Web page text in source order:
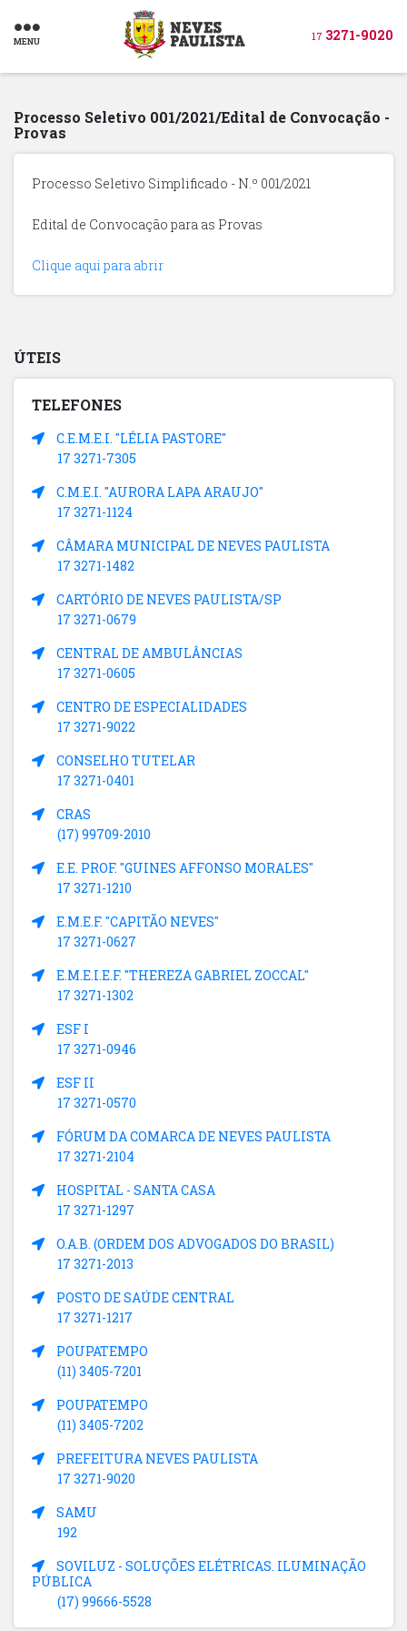
MENU 17 3271-9020
Processo Seletivo 001/2021/Edital de Convocação -
Provas
Processo Seletivo Simplificado - N.º 001/2021
Edital de Convocação para as Provas
Clique aqui para abrir
ÚTEIS
TELEFONES
C.E.M.E.I. "LÉLIA PASTORE"
17 3271-7305
C.M.E.I. "AURORA LAPA ARAUJO"
17 3271-1124
CÂMARA MUNICIPAL DE NEVES PAULISTA
17 3271-1482
CARTÓRIO DE NEVES PAULISTA/SP
17 3271-0679
CENTRAL DE AMBULÂNCIAS
17 3271-0605
CENTRO DE ESPECIALIDADES
17 3271-9022
CONSELHO TUTELAR
17 3271-0401
CRAS
(17) 99709-2010
E.E. PROF. "GUINES AFFONSO MORALES"
17 3271-1210
E.M.E.F. "CAPITÃO NEVES"
17 3271-0627
E.M.E.I.E.F. "THEREZA GABRIEL ZOCCAL"
17 3271-1302
ESF I
17 3271-0946
ESF II
17 3271-0570
FÓRUM DA COMARCA DE NEVES PAULISTA
17 3271-2104
HOSPITAL - SANTA CASA
17 3271-1297
O.A.B. (ORDEM DOS ADVOGADOS DO BRASIL)
17 3271-2013
POSTO DE SAÚDE CENTRAL
17 3271-1217
POUPATEMPO
(11) 3405-7201
POUPATEMPO
(11) 3405-7202
PREFEITURA NEVES PAULISTA
17 3271-9020
SAMU
192
SOVILUZ - SOLUÇÕES ELÉTRICAS. ILUMINAÇÃO
PÚBLICA
(17) 99666-5528